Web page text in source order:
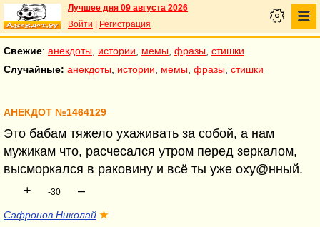
Лучшее дня 09 августа 2026
Войти
Регистрация
Свежие: анекдоты истории мемы фразы стишки
Случайные: анекдоты истории мемы фразы стишки
АНЕКДОТ №1464129
Это бабам тяжело ухаживать за собой, а нам
мужикам что, расчесался утром перед зеркалом,
высморкался в раковину и всё ты уже оху@нный.
+
-30 –
Сафронов Николай ★